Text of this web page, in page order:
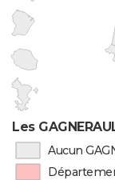
Les
Aucun